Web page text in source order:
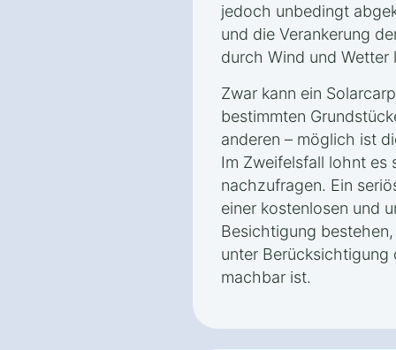
jedoch unbedingt
und die Verankerung
durch Wind und
Zwar kann ein
bestimmten
anderen – möglich ist
Im Zweifelsfall lohnt es
nachzufragen. Ein
einer kostenlosen und
Besichtigung
unter
machbar ist.